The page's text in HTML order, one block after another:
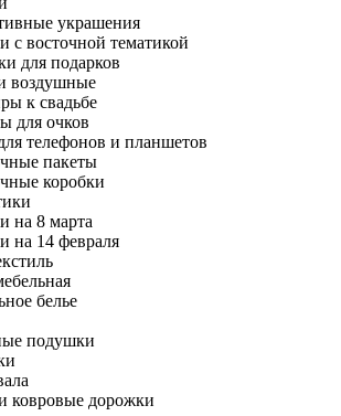
украшения
с восточной тематикой
для подарков
воздушные
к свадьбе
для очков
телефонов и планшетов
пакеты
коробки
на 8 марта
на 14 февраля
белье
подушки
ковровые дорожки